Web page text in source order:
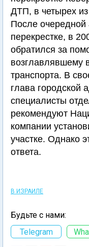
ДТП, в четырех
После
перекрестке, в
обратился за
возглавлявшему
транспорта. В
глава городской
специалисты
рекомендуют
компании
участке. Однако
ответа.
В ИЗРАИЛЕ
Будьте с нами:
Telegram